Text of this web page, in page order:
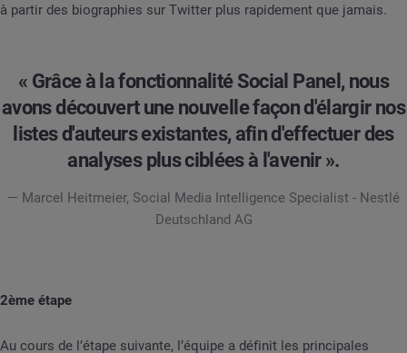
à partir des biographies sur Twitter plus rapidement que jamais.
« Grâce à la fonctionnalité Social Panel, nous
avons découvert une nouvelle façon d'élargir nos
listes d'auteurs existantes, afin d'effectuer des
analyses plus ciblées à l'avenir ».
— Marcel Heitmeier, Social Media Intelligence Specialist - Nestlé
Deutschland AG
2ème étape
Au cours de l’étape suivante, l’équipe a définit les principales